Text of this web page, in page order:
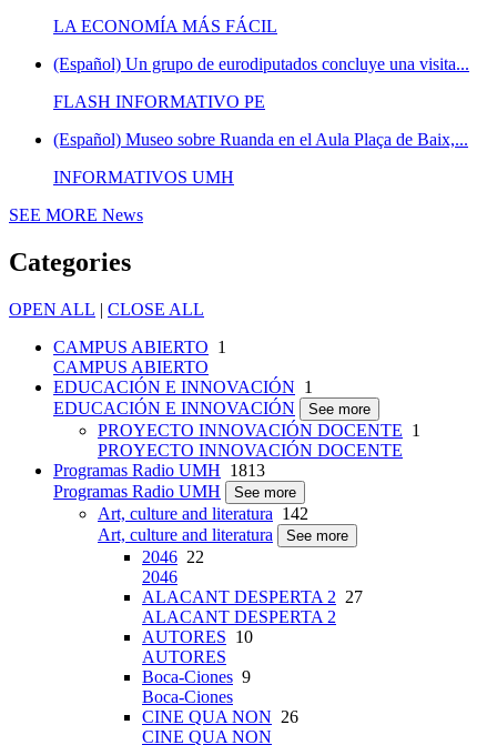
LA ECONOMÍA MÁS FÁCIL
(Español) Un grupo de eurodiputados concluye una visita...
FLASH INFORMATIVO PE
(Español) Museo sobre Ruanda en el Aula Plaça de Baix,...
INFORMATIVOS UMH
SEE MORE News
Categories
OPEN ALL | CLOSE ALL
CAMPUS ABIERTO 1
CAMPUS ABIERTO
EDUCACIÓN E INNOVACIÓN 1
EDUCACIÓN E INNOVACIÓN
See more
PROYECTO INNOVACIÓN DOCENTE 1
PROYECTO INNOVACIÓN DOCENTE
Programas Radio UMH 1813
Programas Radio UMH
See more
Art, culture and literatura 142
Art, culture and literatura
See more
2046 22
2046
ALACANT DESPERTA 2 27
ALACANT DESPERTA 2
AUTORES 10
AUTORES
Boca-Ciones 9
Boca-Ciones
CINE QUA NON 26
CINE QUA NON